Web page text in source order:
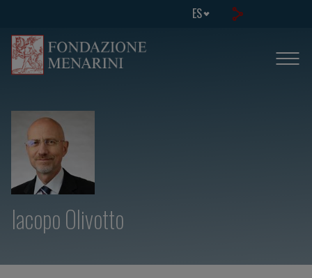
ES
Iacopo Olivotto